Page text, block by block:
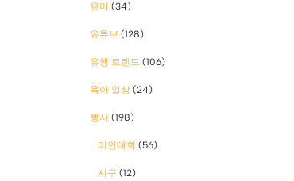
유머 (34)
유튜브 (128)
유행 트렌드 (106)
육아 일상 (24)
행사 (198)
미인대회 (56)
시구 (12)